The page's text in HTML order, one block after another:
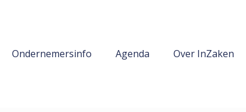
Ondernemersinfo Agenda Over InZaken